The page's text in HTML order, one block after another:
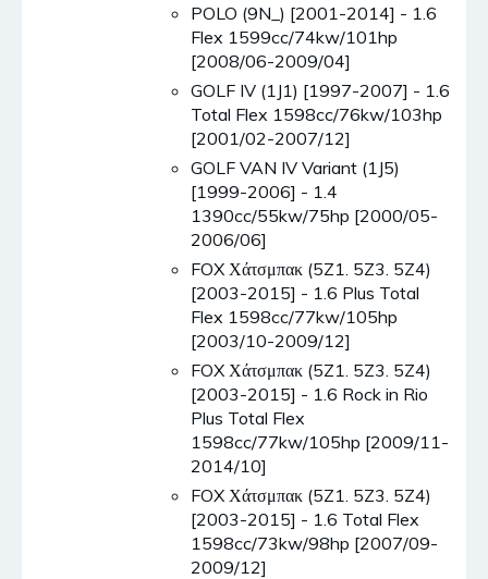
POLO (9N_) [2001-2014] - 1.6
Flex 1599cc/74kw/101hp
[2008/06-2009/04]
GOLF IV (1J1) [1997-2007] - 1.6
Total Flex 1598cc/76kw/103hp
[2001/02-2007/12]
GOLF VAN IV Variant (1J5)
[1999-2006] - 1.4
1390cc/55kw/75hp [2000/05-
2006/06]
FOX Χάτσμπακ (5Z1. 5Z3. 5Z4)
[2003-2015] - 1.6 Plus Total
Flex 1598cc/77kw/105hp
[2003/10-2009/12]
FOX Χάτσμπακ (5Z1. 5Z3. 5Z4)
[2003-2015] - 1.6 Rock in Rio
Plus Total Flex
1598cc/77kw/105hp [2009/11-
2014/10]
FOX Χάτσμπακ (5Z1. 5Z3. 5Z4)
[2003-2015] - 1.6 Total Flex
1598cc/73kw/98hp [2007/09-
2009/12]